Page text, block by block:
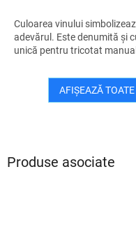
Produse asociate
Culoarea vinului
adevărul. Este denumită și
unică pentru tricotat
AFIŞEAZĂ